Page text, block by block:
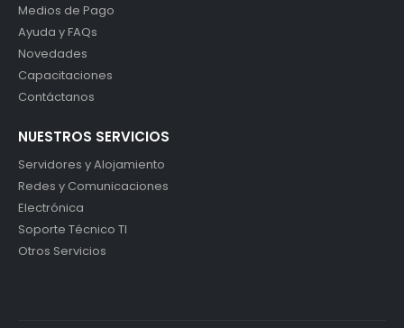
Medios de Pago
Ayuda y FAQs
Novedades
Capacitaciones
Contáctanos
NUESTROS SERVICIOS
Servidores y Alojamiento
Redes y Comunicaciones
Electrónica
Soporte Técnico TI
Otros Servicios